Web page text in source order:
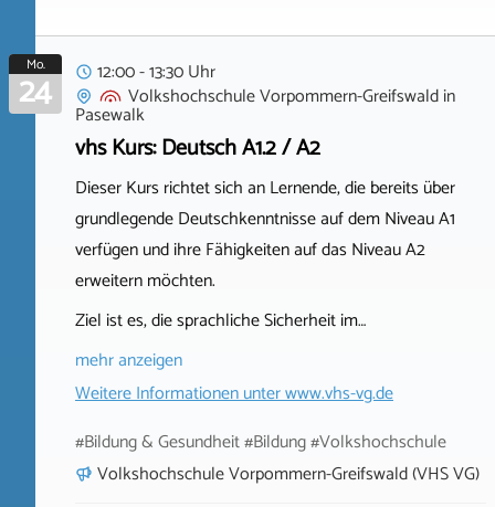
Mo.
24
12:00 - 13:30 Uhr
Volkshochschule Vorpommern-Greifswaldin
Pasewalk
vhs Kurs: Deutsch A1.2 / A2
Dieser Kurs richtet sich an Lernende, die bereits über
grundlegende Deutschkenntnisse auf dem Niveau A1
verfügen und ihre Fähigkeiten auf das Niveau A2
erweitern möchten.
Ziel ist es, die sprachliche Sicherheit im…
mehr anzeigen
Weitere Informationen unterwww.vhs-vg.de
#Bildung & Gesundheit #Bildung #Volkshochschule
Volkshochschule Vorpommern-Greifswald (VHS VG)